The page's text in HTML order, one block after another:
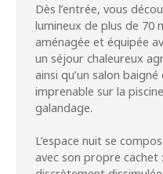
Dès l’entrée, vous
lumineux de plus de 70
aménagée et équipée
un séjour chaleureux
ainsi qu’un salon
imprenable sur la
galandage.
L’espace nuit se
avec son propre cachet